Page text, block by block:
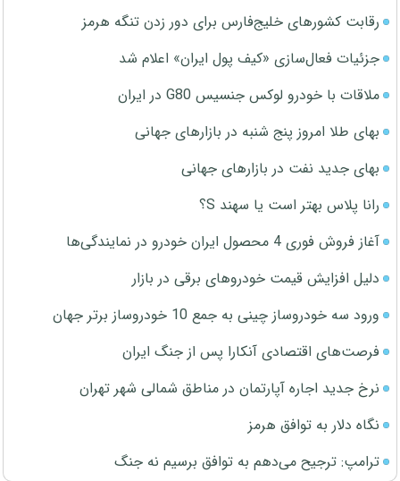
رقابت کشورهای خلیج‌فارس برای دور زدن تنگه هرمز
جزئیات فعال‌سازی «کیف پول ایران» اعلام شد
ملاقات با خودرو لوکس جنسیس G80 در ایران
بهای طلا امروز پنج شنبه در بازارهای جهانی
بهای جدید نفت در بازارهای جهانی
رانا پلاس بهتر است یا سهند S؟
آغاز فروش فوری 4 محصول ایران خودرو در نمایندگی‌ها
دلیل افزایش قیمت خودروهای برقی در بازار
ورود سه خودروساز چینی به جمع 10 خودروساز برتر جهان
فرصت‌های اقتصادی آنکارا پس از جنگ ایران
نرخ جدید اجاره آپارتمان در مناطق شمالی شهر تهران
نگاه دلار به توافق هرمز
ترامپ: ترجیح می‌دهم به توافق برسیم نه جنگ